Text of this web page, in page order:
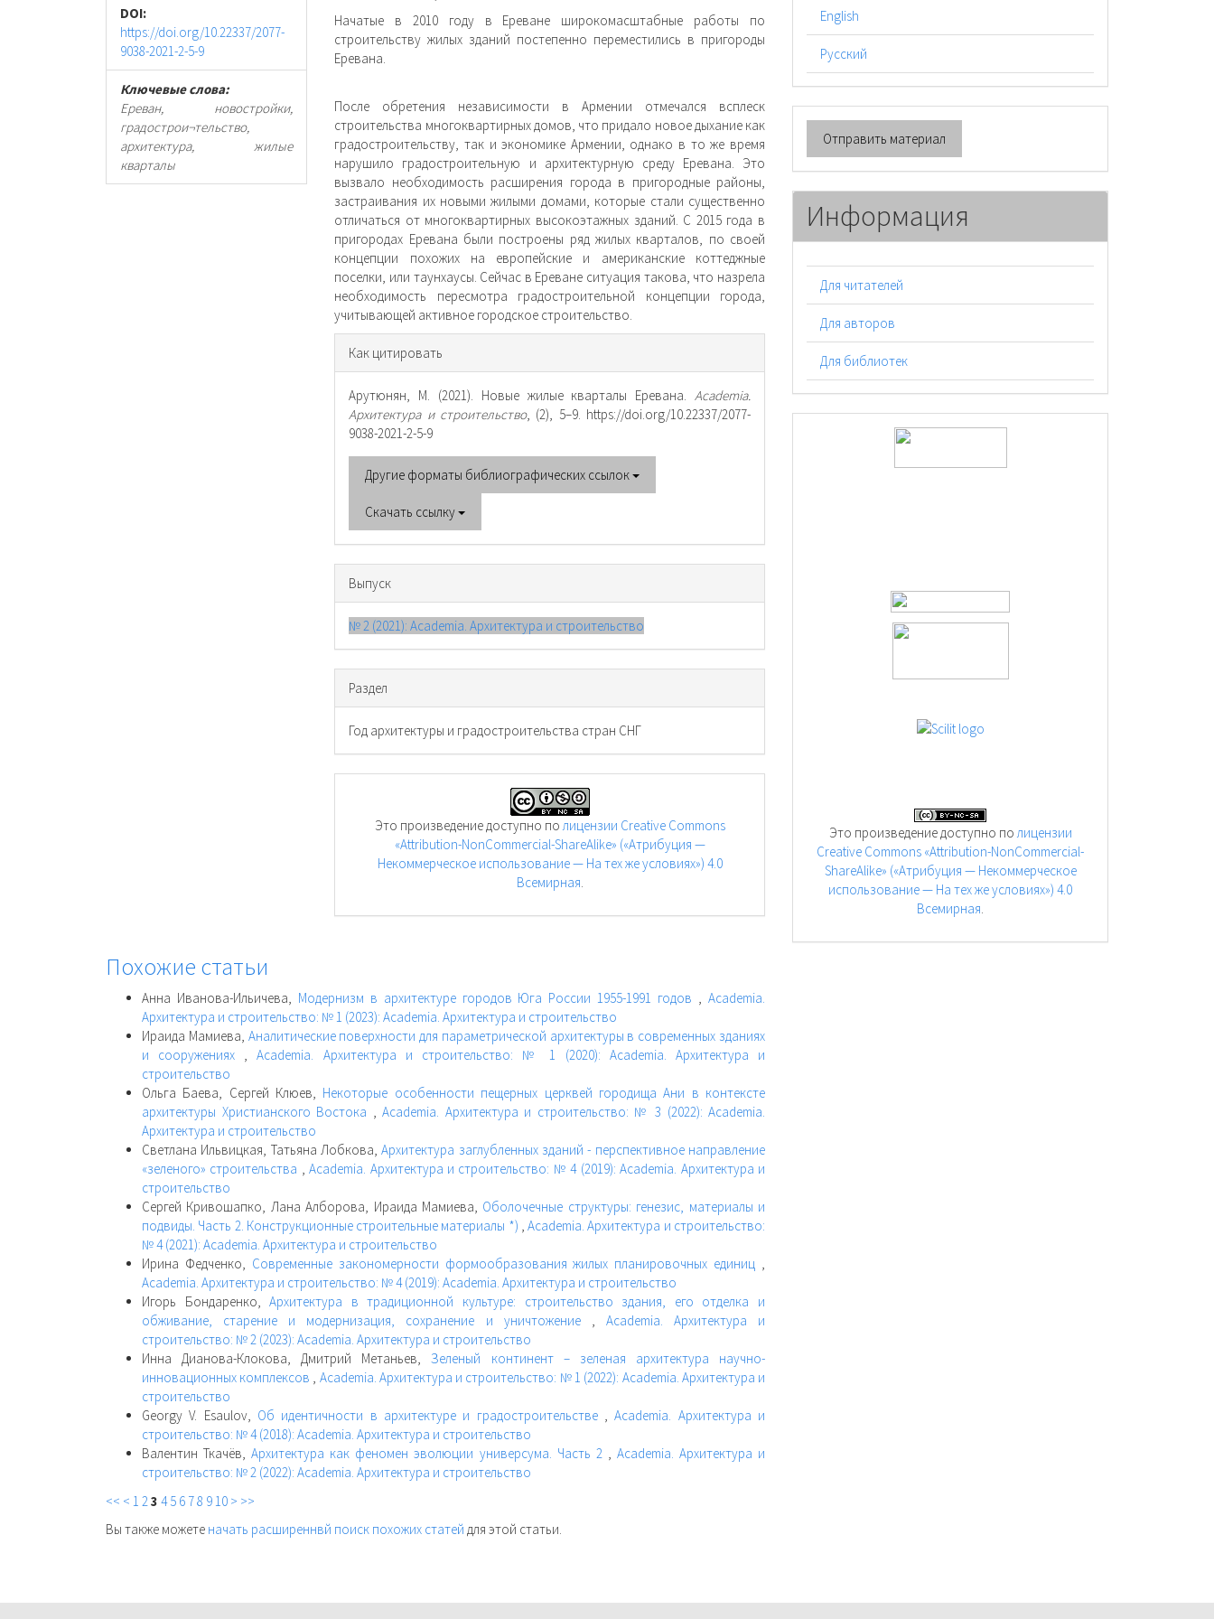
DOI:
https://doi.org/10.22337/2077-
9038-2021-2-5-9
Ключевые слова:
Ереван, новостройки,
градострои¬тельство,
архитектура, жилые
кварталы
Начатые в 2010 году в Ереване широкомасштабные работы по
строительству жилых зданий постепенно пере­местились в пригороды
Еревана.
После обретения независимости в Армении отмечал­ся всплеск
строительства многоквартирных домов, что придало новое дыхание как
градостроительству, так и экономике Армении, однако в то же время
нарушило градо­строительную и архитектурную среду Еревана. Это
вызвало необходимость расширения города в пригородные районы,
застраивания их новыми жилыми домами, которые стали существенно
отличаться от многоквартирных высокоэтажных зданий. С 2015 года в
пригородах Еревана были постро­ены ряд жилых кварталов, по своей
концепции похожих на европейские и американские коттеджные
поселки, или таунхаусы. Сейчас в Ереване ситуация такова, что назрела
необходимость пересмотра градостроительной концепции города,
учитывающей активное городское строительство.
Информация
о статье
Как цитировать
Арутюнян, М. (2021). Новые жилые кварталы Еревана. Academia.
Архитектура и строительство, (2), 5–9. https://doi.org/10.22337/2077-
9038-2021-2-5-9
Другие форматы библиографических ссылок
Скачать ссылку
Выпуск
№ 2 (2021): Academia. Архитектура и строительство
Раздел
Год архитектуры и градостроительства стран СНГ
Это произведение доступно полицензии Creative Commons
«Attribution-NonCommercial-ShareAlike» («Атрибуция —
Некоммерческое использование — На тех же условиях») 4.0
Всемирная.
Похожие статьи
Анна Иванова-Ильичева, Модернизм в архитектуре городов Юга России 1955-1991 годов ,Academia.
Архитектура и строительство: № 1 (2023): Academia. Архитектура и строительство
Ираида Мамиева, Аналитические поверхности для параметрической архитектуры в современных зданиях
и сооружениях ,Academia. Архитектура и строительство: № 1 (2020): Academia. Архитектура и
строительство
Ольга Баева, Сергей Клюев, Некоторые особенности пещерных церквей городища Ани в контексте
архитектуры Христианского Востока , Academia. Архитектура и строительство: № 3 (2022): Academia.
Архитектура и строительство
Светлана Ильвицкая, Татьяна Лобкова,Архитектура заглубленных зданий - перспективное направление
«зеленого» строительства ,Academia. Архитектура и строительство: № 4 (2019): Academia. Архитектура и
строительство
Сергей Кривошапко, Лана Алборова, Ираида Мамиева, Оболочечные структуры: генезис, материалы и
подвиды. Часть 2. Конструкционные строительные материалы *) ,Academia. Архитектура и строительство:
№ 4 (2021): Academia. Архитектура и строительство
Ирина Федченко, Современные закономерности формообразования жилых планировочных единиц ,
Academia. Архитектура и строительство: № 4 (2019): Academia. Архитектура и строительство
Игорь Бондаренко,Архитектура в традиционной культуре: строительство здания, его отделка и
обживание, старение и модернизация, сохранение и уничтожение , Academia. Архитектура и
строительство: № 2 (2023): Academia. Архитектура и строительство
Инна Дианова-Клокова, Дмитрий Метаньев,Зеленый континент – зеленая архитектура научно-
инновационных комплексов , Academia. Архитектура и строительство: № 1 (2022): Academia. Архитектура и
строительство
Georgy V. Esaulov, Об идентичности в архитектуре и градостроительстве ,Academia. Архитектура и
строительство: № 4 (2018): Academia. Архитектура и строительство
Валентин Ткачёв,Архитектура как феномен эволюции универсума. Часть 2 , Academia. Архитектура и
строительство: № 2 (2022): Academia. Архитектура и строительство
<< < 1 2 3 4 5 6 78 9 10 > >>
Вы также можете начать расширеннвй поиск похожих статей для этой статьи.
English
Русский
Отправить
материал
Отправить материал
Информация
Для читателей
Для авторов
Для библиотек
Это произведение доступно полицензии
Creative Commons «Attribution-NonCommercial-
ShareAlike» («Атрибуция — Некоммерческое
использование — На тех же условиях») 4.0
Всемирная.